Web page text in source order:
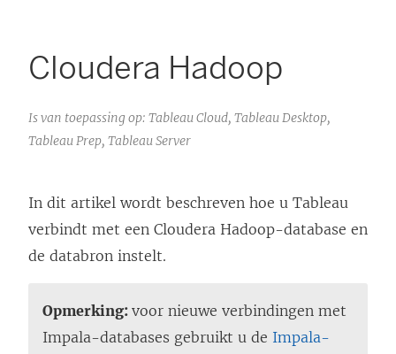
Cloudera Hadoop
Is van toepassing op: Tableau Cloud, Tableau Desktop,
Tableau Prep, Tableau Server
In dit artikel wordt beschreven hoe u Tableau
verbindt met een Cloudera Hadoop-database en
de databron instelt.
Opmerking: voor nieuwe verbindingen met
Impala-databases gebruikt u de Impala-